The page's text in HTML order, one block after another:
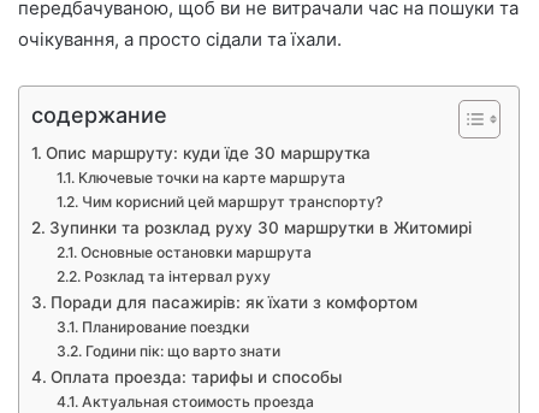
передбачуваною, щоб ви не витрачали час на пошуки та
очікування, а просто сідали та їхали.
содержание
Опис маршруту: куди їде 30 маршрутка
Ключевые точки на карте маршрута
Чим корисний цей маршрут транспорту?
Зупинки та розклад руху 30 маршрутки в Житомирі
Основные остановки маршрута
Розклад та інтервал руху
Поради для пасажирів: як їхати з комфортом
Планирование поездки
Години пік: що варто знати
Оплата проезда: тарифы и способы
Актуальная стоимость проезда